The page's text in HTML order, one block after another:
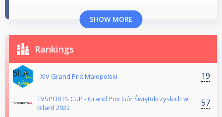
SHOW MORE
Rankings
XIV Grand Prix Małopolski 19
TVSPORTS CUP - Grand Prix Gór Świętokrzyskich w
Bilard 2022
57